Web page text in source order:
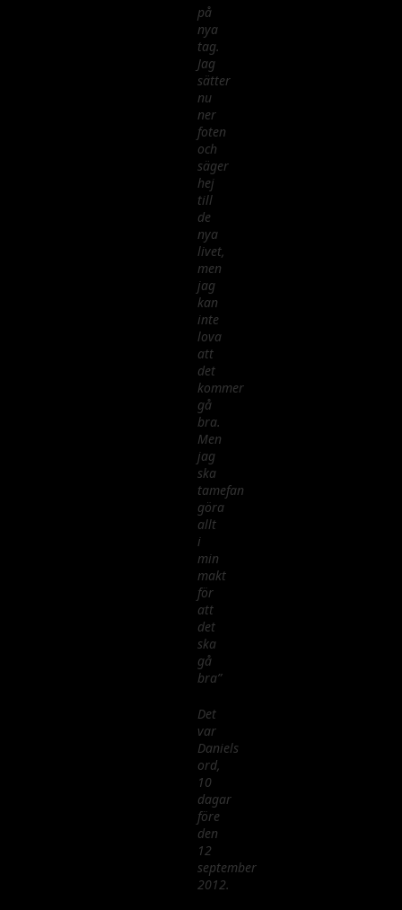
på
nya
tag.
Jag
sätter
nu
ner
foten
och
säger
hej
till
de
nya
livet,
men
jag
kan
inte
lova
att
det
kommer
gå
bra.
Men
jag
ska
tamefan
göra
allt
i
min
makt
för
att
det
ska
gå
bra”
Det
var
Daniels
ord,
10
dagar
före
den
12
september
2012.